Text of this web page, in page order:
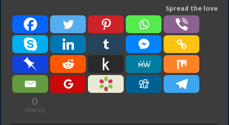
Spread the love
0
Shares